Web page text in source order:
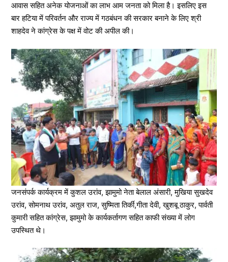
आवास सहित अनेक योजनाओं का लाभ आम जनता को मिला है। इसलिए इस
बार हटिया में परिवर्तन और राज्य में गठबंधन की सरकार बनाने के लिए श्री
शाहदेव ने कांग्रेस के पक्ष में वोट की अपील की।
जनसंपर्क कार्यक्रम में कुशल उरांव, झामुमो नेता बेलाल अंसारी, मुखिया सुखदेव
उरांव, सोमनाथ उरांव, अतुल राज, सुष्मिता तिर्की,गीता देवी, खुशबू ठाकुर, पार्वती
कुमारी सहित कांग्रेस, झामुमो के कार्यकर्तागण सहित काफी संख्या में लोग
उपस्थित थे।